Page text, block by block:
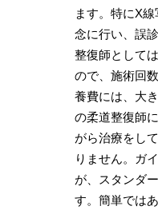
ます。特にX
念に行い、誤
整復師として
ので、施術回
養費には、大
の柔道整復師
がら治療をし
りません。ガ
が、スタンダ
す。簡単では